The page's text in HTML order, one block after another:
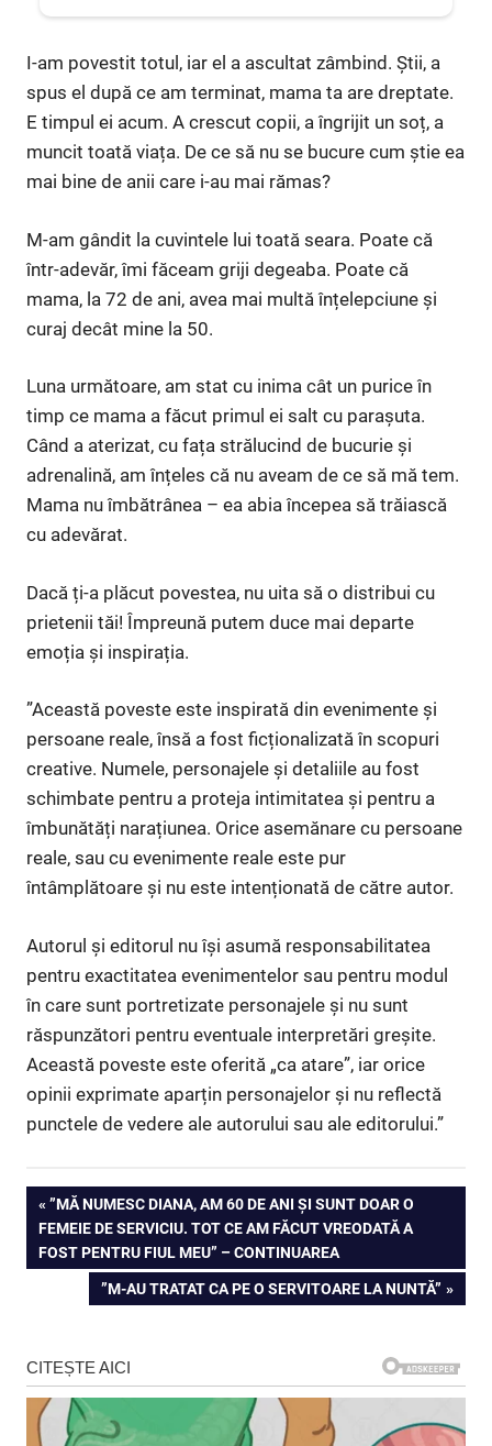
I-am povestit totul, iar el a ascultat zâmbind. Știi, a
spus el după ce am terminat, mama ta are dreptate.
E timpul ei acum. A crescut copii, a îngrijit un soț, a
muncit toată viața. De ce să nu se bucure cum știe ea
mai bine de anii care i-au mai rămas?
M-am gândit la cuvintele lui toată seara. Poate că
într-adevăr, îmi făceam griji degeaba. Poate că
mama, la 72 de ani, avea mai multă înțelepciune și
curaj decât mine la 50.
Luna următoare, am stat cu inima cât un purice în
timp ce mama a făcut primul ei salt cu parașuta.
Când a aterizat, cu fața strălucind de bucurie și
adrenalină, am înțeles că nu aveam de ce să mă tem.
Mama nu îmbătrânea – ea abia începea să trăiască
cu adevărat.
Dacă ți-a plăcut povestea, nu uita să o distribui cu
prietenii tăi! Împreună putem duce mai departe
emoția și inspirația.
”Această poveste este inspirată din evenimente și
persoane reale, însă a fost ficționalizată în scopuri
creative. Numele, personajele și detaliile au fost
schimbate pentru a proteja intimitatea și pentru a
îmbunătăți narațiunea. Orice asemănare cu persoane
reale, sau cu evenimente reale este pur
întâmplătoare și nu este intenționată de către autor.
Autorul și editorul nu își asumă responsabilitatea
pentru exactitatea evenimentelor sau pentru modul
în care sunt portretizate personajele și nu sunt
răspunzători pentru eventuale interpretări greșite.
Această poveste este oferită „ca atare”, iar orice
opinii exprimate aparțin personajelor și nu reflectă
punctele de vedere ale autorului sau ale editorului.”
Navigare
în
articole
PREVIOUS
POST:
”MĂ NUMESC DIANA, AM 60 DE ANI ȘI SUNT DOAR O
FEMEIE DE SERVICIU. TOT CE AM FĂCUT VREODATĂ A
FOST PENTRU FIUL MEU” – CONTINUAREA
NEXT
”M-AU TRATAT CA PE O SERVITOARE LA NUNTĂ”